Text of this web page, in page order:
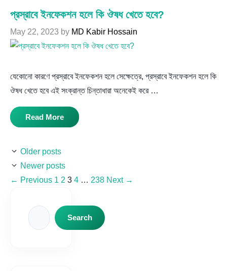
প্রস্রাবে ইনফেকশন হলে কি ঔষধ খেতে হবে?
May 22, 2023 by MD Kabir Hossain
যেকোনো কারণে প্রস্রাবে ইনফেকশন হলে সেক্ষেত্রে, প্রস্রাবে ইনফেকশন হলে কি
ঔষধ খেতে হবে এই সংক্রান্ত চিন্তাধারা অনেকেই করে …
Read More
Older posts
Newer posts
← Previous Page
1 Page
2 Page
3 Page
4 … Page
238 Next →
Search
Search